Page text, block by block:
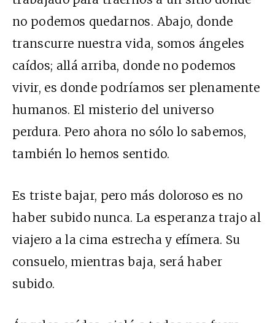
no podemos quedarnos. Abajo, donde
transcurre nuestra vida, somos ángeles
caídos; allá arriba, donde no podemos
vivir, es donde podríamos ser plenamente
humanos. El misterio del universo
perdura. Pero ahora no sólo lo sabemos,
también lo hemos sentido.
Es triste bajar, pero más doloroso es no
haber subido nunca. La esperanza trajo al
viajero a la cima estrecha y efímera. Su
consuelo, mientras baja, será haber
subido.